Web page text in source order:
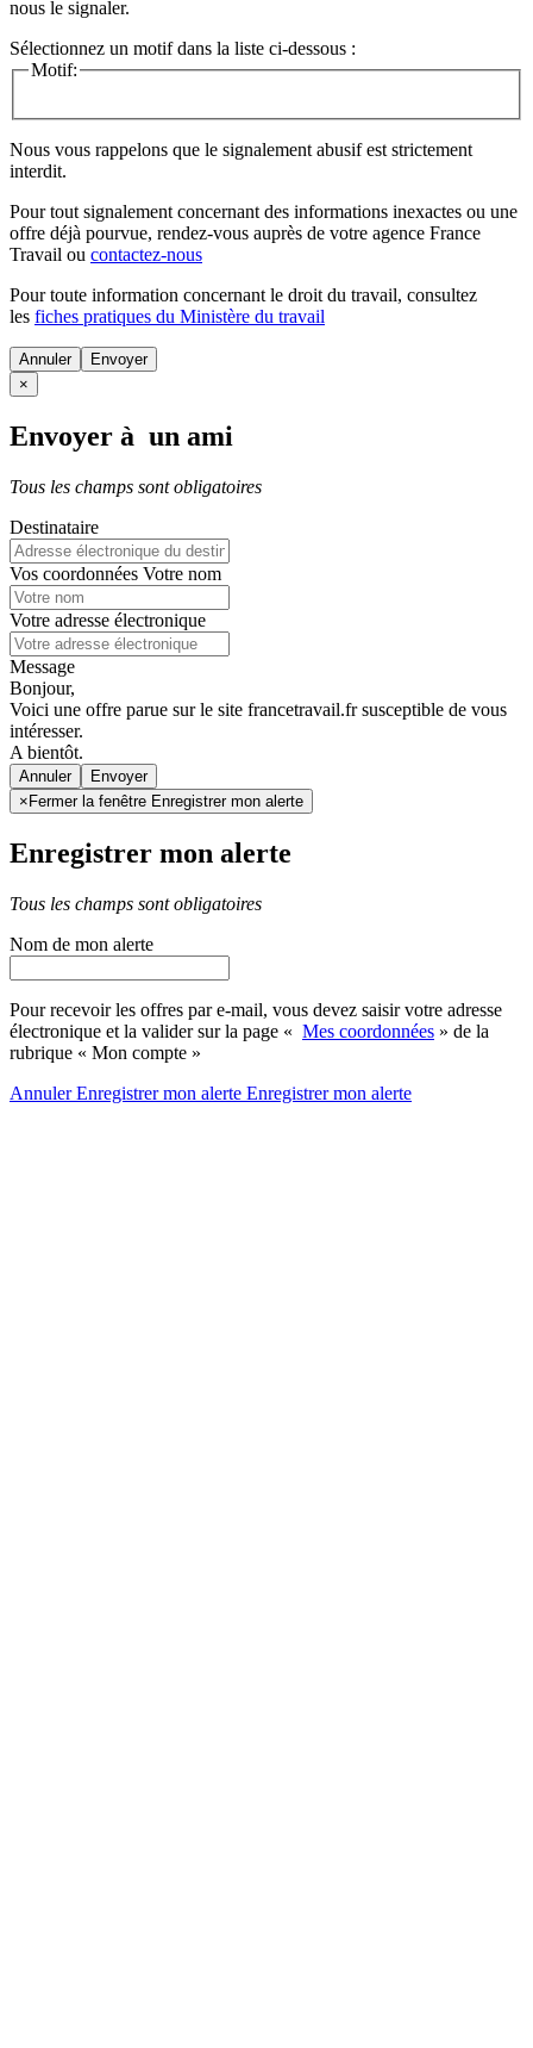
nous le signaler.
Sélectionnez un motif dans la liste ci-dessous :
Motif:
Nous vous rappelons que le signalement abusif est strictement
interdit.
Pour tout signalement concernant des informations inexactes ou une
offre déjà pourvue, rendez-vous auprès de votre agence France
Travail ou contactez-nous
Pour toute information concernant le droit du travail, consultez
les fiches pratiques du Ministère du travail
Annuler
×
Envoyer à un ami
Tous les champs sont obligatoires
Destinataire
Vos coordonnées Votre nom
Votre adresse électronique
Message
Bonjour,
Voici une offre parue sur le site francetravail.fr susceptible de vous
intéresser.
A bientôt.
Annuler
× Fermer la fenêtre Enregistrer mon alerte
Enregistrer mon alerte
Tous les champs sont obligatoires
Nom de mon alerte
Pour recevoir les offres par e-mail, vous devez saisir votre adresse
électronique et la valider sur la page « Mes coordonnées » de la
rubrique « Mon compte »
AnnulerEnregistrer mon alerte Enregistrermon alerte